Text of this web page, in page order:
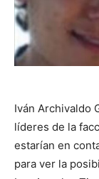
Iván Archivaldo
líderes de la
estarían en
para ver la